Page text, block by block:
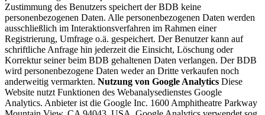
Zustimmung des Benutzers speichert der BDB keine
personenbezogenen Daten. Alle personenbezogenen Daten werden
ausschließlich im Interaktionsverfahren im Rahmen einer
Registrierung, Umfrage o.ä. gespeichert. Der Benutzer kann auf
schriftliche Anfrage hin jederzeit die Einsicht, Löschung oder
Korrektur seiner beim BDB gehaltenen Daten verlangen. Der BDB
wird personenbezogene Daten weder an Dritte verkaufen noch
anderweitig vermarkten. Nutzung von Google Analytics Diese
Website nutzt Funktionen des Webanalysedienstes Google
Analytics. Anbieter ist die Google Inc. 1600 Amphitheatre Parkway